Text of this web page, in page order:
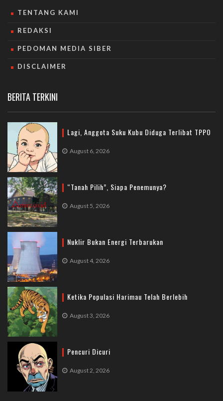
TENTANG KAMI
REDAKSI
PEDOMAN MEDIA SIBER
DISCLAIMER
BERITA TERKINI
Lagi, Anggota Suku Kubu Diduga Terlibat TPPO
August 6, 2026
“Tanah Pilih”, Siapa Penemunya?
August 5, 2026
Nuklir Bukan Energi Terbarukan
August 4, 2026
Ketika Populasi Harimau Telah Berlebih
August 3, 2026
Pencuri Dicuri
August 2, 2026